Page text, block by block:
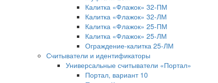
Калитка «Флажок» 32-ПМ
Калитка «Флажок» 32-ЛМ
Калитка «Флажок» 25-ПМ
Калитка «Флажок» 25-ЛМ
Ограждение-калитка 25-ЛМ
Считыватели и идентификаторы
Универсальные считыватели «Портал»
Портал, вариант 10